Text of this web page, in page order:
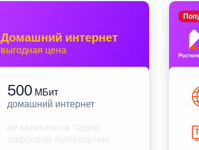
Домашний интернет
выгодная цена
500 МБит
домашний интернет
не включено в тариф
цифровое телевидение